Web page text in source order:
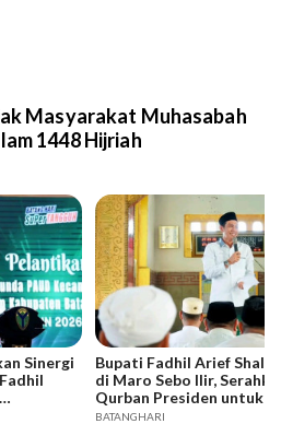
Masyarakat Muhasabah
1448 Hijriah
Sinergi
Bupati Fadhil Arief
di Maro Sebo Ilir,
Qurban Presiden untuk
BATANGHARI